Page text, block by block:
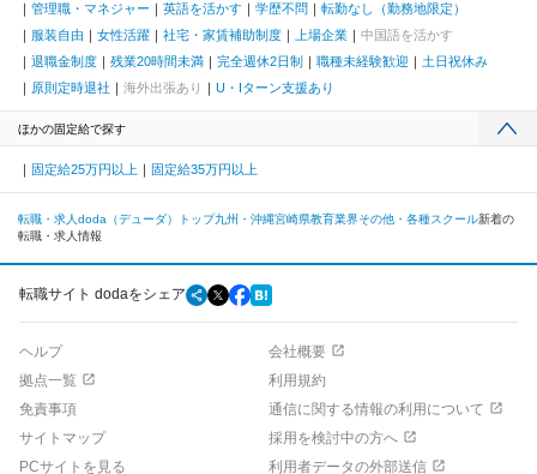
管理職・マネジャー
英語を活かす 学歴不問
転勤なし（勤務地限定）
服装自由
女性活躍 社宅・家賃補助制度 上場企業
中国語を活かす
退職金制度
残業20時間未満 完全週休2日制 職種未経験歓迎
土日祝休み
原則定時退社
海外出張あり U・Iターン支援あり
ほかの固定給で探す
固定給25万円以上 固定給35万円以上
転職・求人doda（デューダ）トップ九州・沖縄宮崎県教育業界その他・各種スクール新着の
転職・求人情報
転職サイト dodaをシェア
ヘルプ
会社概要
拠点一覧
利用規約
免責事項
通信に関する情報の利用について
サイトマップ
採用を検討中の方へ
PCサイトを見る
利用者データの外部送信